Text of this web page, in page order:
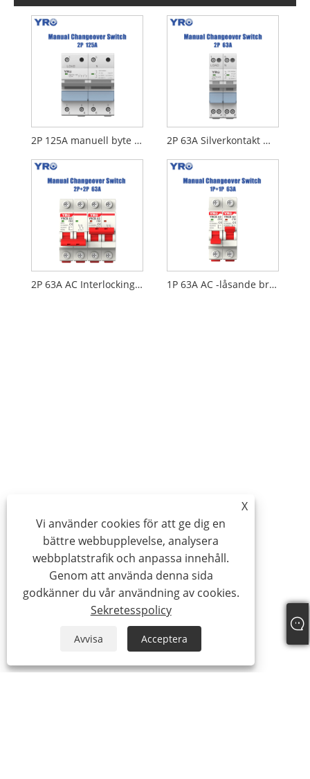
2P 125A manuell byte av byte 2P 63A Silverkontakt MTS
2P 63A AC Interlocking Circuit Breaker 1P 63A AC -låsande brytare
X
Vi använder cookies för att ge dig en
bättre webbupplevelse, analysera
webbplatstrafik och anpassa innehåll.
Genom att använda denna sida
godkänner du vår användning av cookies.
Sekretesspolicy
Avvisa Acceptera